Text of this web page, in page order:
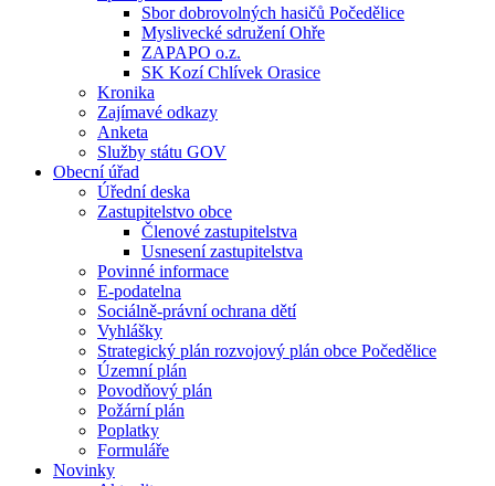
Sbor dobrovolných hasičů Počedělice
Myslivecké sdružení Ohře
ZAPAPO o.z.
SK Kozí Chlívek Orasice
Kronika
Zajímavé odkazy
Anketa
Služby státu GOV
Obecní úřad
Úřední deska
Zastupitelstvo obce
Členové zastupitelstva
Usnesení zastupitelstva
Povinné informace
E-podatelna
Sociálně-právní ochrana dětí
Vyhlášky
Strategický plán rozvojový plán obce Počedělice
Územní plán
Povodňový plán
Požární plán
Poplatky
Formuláře
Novinky